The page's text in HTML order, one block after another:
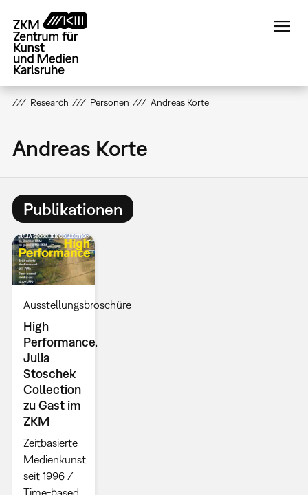
zum
Inhalt
Research Personen Andreas Korte
Andreas Korte
Publikationen
Ausstellungsbroschüre
High
Performance.
Julia
Stoschek
Collection
zu Gast im
ZKM
Zeitbasierte
Medienkunst
seit 1996 /
Time-based